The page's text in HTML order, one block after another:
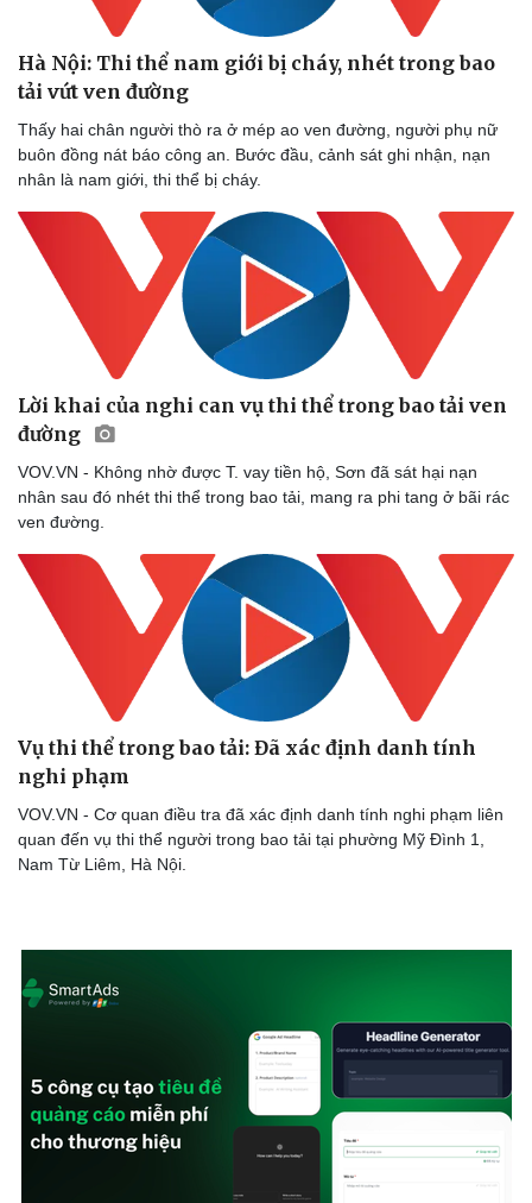
Doanh nghiệp
Thông tin doanh nghiệp
Doanh nghiệp 24h
Doanh nhân
Vì cộng đồng
Công nghệ
Tin Công nghệ
Trải nghiệm
Hà Nội: Thi thể nam giới bị cháy, nhét trong bao
tải vứt ven đường
Thấy hai chân người thò ra ở mép ao ven đường, người phụ nữ
buôn đồng nát báo công an. Bước đầu, cảnh sát ghi nhận, nạn
nhân là nam giới, thi thể bị cháy.
Lời khai của nghi can vụ thi thể trong bao tải ven
đường
VOV.VN - Không nhờ được T. vay tiền hộ, Sơn đã sát hại nạn
nhân sau đó nhét thi thể trong bao tải, mang ra phi tang ở bãi rác
ven đường.
Vụ thi thể trong bao tải: Đã xác định danh tính
nghi phạm
VOV.VN - Cơ quan điều tra đã xác định danh tính nghi phạm liên
quan đến vụ thi thể người trong bao tải tại phường Mỹ Đình 1,
Nam Từ Liêm, Hà Nội.